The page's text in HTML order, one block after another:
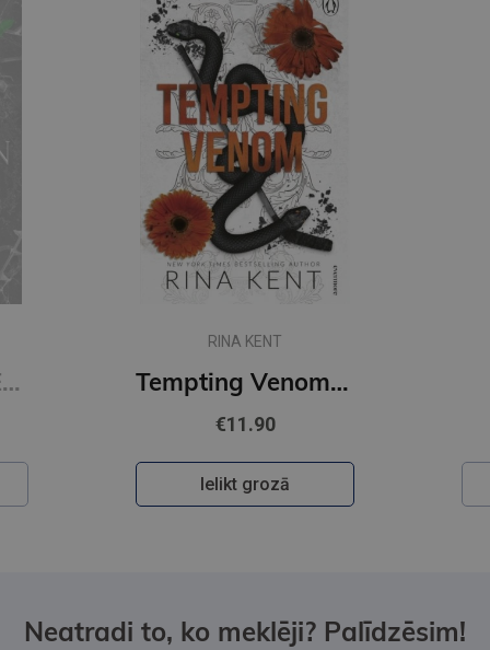
Restitution : #3 Edge of Darkness series : delux paperback featuring exclusive character artwork
RINA KENT
Tempting Venom : #3 The Vipers series
€11.90
Ielikt grozā
Neatradi to, ko meklēji? Palīdzēsim!